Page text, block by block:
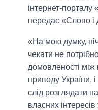
інтернет-
передає «Слово і
«На мою думку,
чекати не
домовленості
приводу України,
слід розглядати
власних